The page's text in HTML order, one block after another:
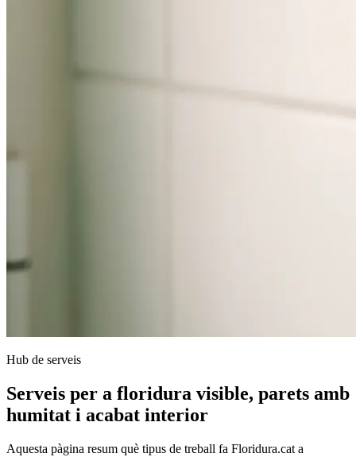
Hub de serveis
Serveis per a floridura visible, parets amb
humitat i acabat interior
Aquesta pàgina resum què tipus de treball fa Floridura.cat a